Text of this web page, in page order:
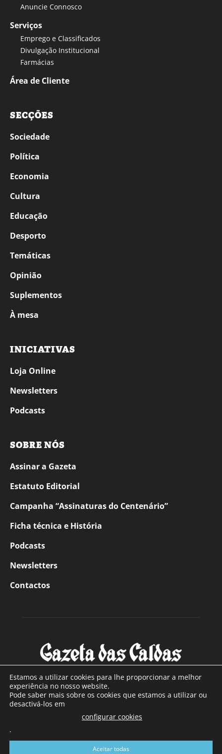
Anuncie Connosco
Serviços
Emprego e Classificados
Divulgação Institucional
Farmácias
Área de Cliente
SECÇÕES
Sociedade
Política
Economia
Cultura
Educação
Desporto
Temáticas
Opinião
Suplementos
À mesa
INICIATIVAS
Loja Online
Newsletters
Podcasts
SOBRE NÓS
Assinar a Gazeta
Estatuto Editorial
Campanha “Assinaturas do Centenário”
Ficha técnica e História
Podcasts
Newsletters
Contactos
SOBRE NÓS
Com sede nas Caldas da Rainha e mais de 90 anos de
a sul de distrito de Leiria, com mais de 40.000 leitores por
toda a região Oeste. Jornal com distribuição em Portugal
Estamos a utilizar cookies para lhe proporcionar a melhor
experiência no nosso website.
Pode saber mais sobre os cookies que estamos a utilizar ou
desactivá-los em
configurar cookies
.
Aceitar todas